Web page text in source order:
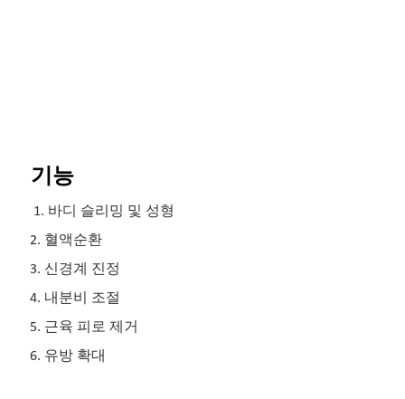
기능
1. 바디 슬리밍 및 성형
2. 혈액순환
3. 신경계 진정
4. 내분비 조절
5. 근육 피로 제거
6. 유방 확대